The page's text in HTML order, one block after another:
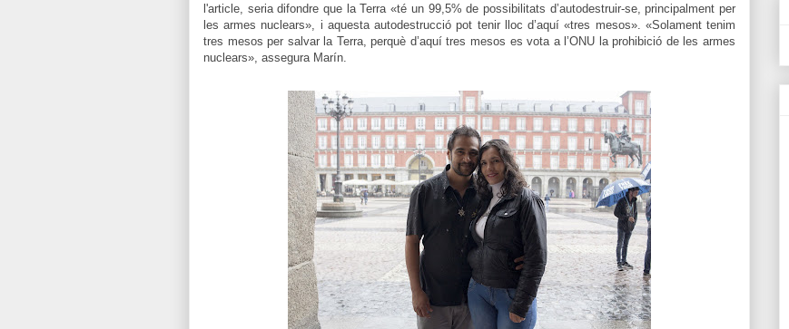
l'article, seria difondre que la Terra «té un 99,5% de possibilitats d’autodestruir-se, principalment per
les armes nuclears», i aquesta autodestrucció pot tenir lloc d’aquí «tres mesos». «Solament tenim
tres mesos per salvar la Terra, perquè d’aquí tres mesos es vota a l’ONU la prohibició de les armes
nuclears», assegura Marín.